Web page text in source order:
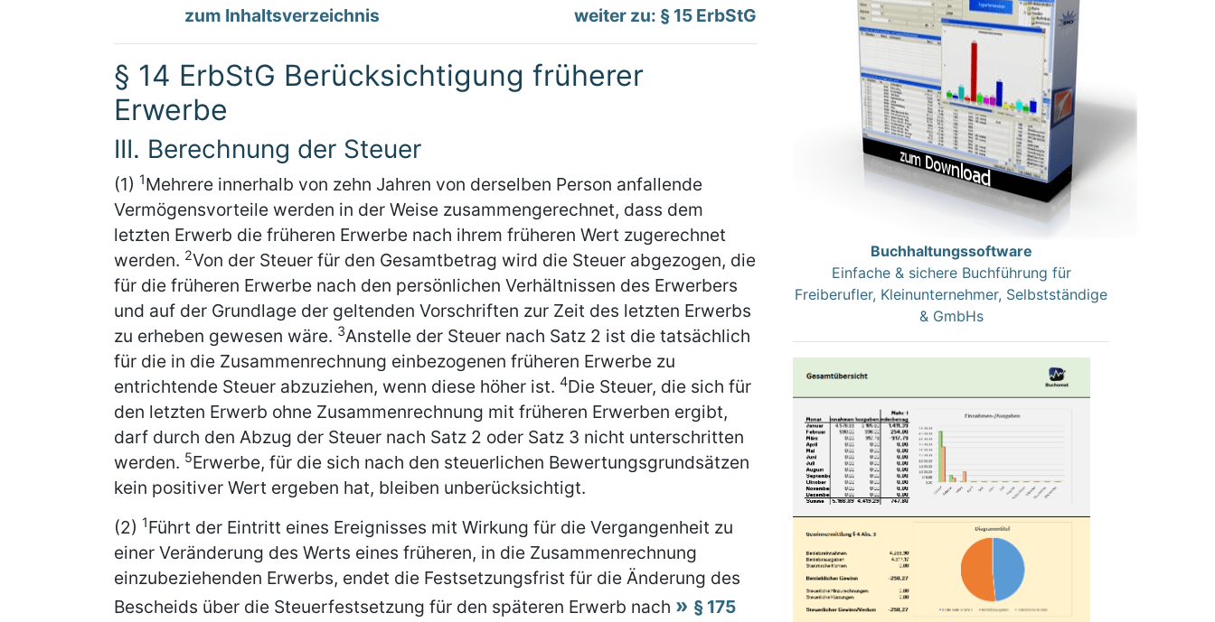
zum Inhaltsverzeichnis
weiter zu: § 15 ErbStG
§ 14 ErbStG Berücksichtigung früherer
Erwerbe
III. Berechnung der Steuer
(1) 1Mehrere innerhalb von zehn Jahren von derselben Person anfallende
Vermögensvorteile werden in der Weise zusammengerechnet, dass dem
letzten Erwerb die früheren Erwerbe nach ihrem früheren Wert zugerechnet
werden. 2Von der Steuer für den Gesamtbetrag wird die Steuer abgezogen, die
für die früheren Erwerbe nach den persönlichen Verhältnissen des Erwerbers
und auf der Grundlage der geltenden Vorschriften zur Zeit des letzten Erwerbs
zu erheben gewesen wäre. 3Anstelle der Steuer nach Satz 2 ist die tatsächlich
für die in die Zusammenrechnung einbezogenen früheren Erwerbe zu
entrichtende Steuer abzuziehen, wenn diese höher ist. 4Die Steuer, die sich für
den letzten Erwerb ohne Zusammenrechnung mit früheren Erwerben ergibt,
darf durch den Abzug der Steuer nach Satz 2 oder Satz 3 nicht unterschritten
werden. 5Erwerbe, für die sich nach den steuerlichen Bewertungsgrundsätzen
kein positiver Wert ergeben hat, bleiben unberücksichtigt.
(2) 1Führt der Eintritt eines Ereignisses mit Wirkung für die Vergangenheit zu
einer Veränderung des Werts eines früheren, in die Zusammenrechnung
einzubeziehenden Erwerbs, endet die Festsetzungsfrist für die Änderung des
Bescheids über die Steuerfestsetzung für den späteren Erwerb nach
§ 175
Buchhaltungssoftware
Einfache & sichere Buchführung für
Freiberufler, Kleinunternehmer, Selbstständige
& GmbHs